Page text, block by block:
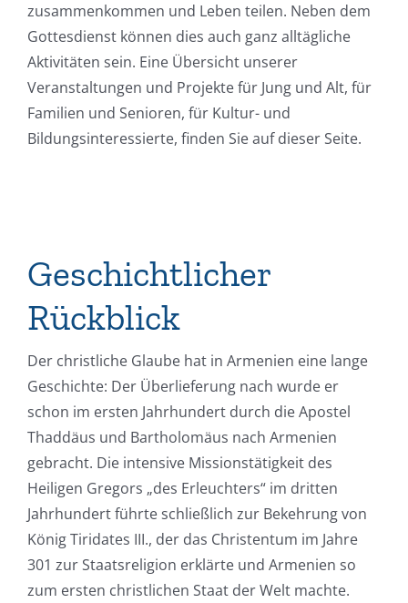
zusammenkommen und Leben teilen. Neben dem
Gottesdienst können dies auch ganz alltägliche
Aktivitäten sein. Eine Übersicht unserer
Veranstaltungen und Projekte für Jung und Alt, für
Familien und Senioren, für Kultur- und
Bildungsinteressierte, finden Sie auf dieser Seite.
Geschichtlicher
Rückblick
Der christliche Glaube hat in Armenien eine lange
Geschichte: Der Überlieferung nach wurde er
schon im ersten Jahrhundert durch die Apostel
Thaddäus und Bartholomäus nach Armenien
gebracht. Die intensive Missionstätigkeit des
Heiligen Gregors „des Erleuchters“ im dritten
Jahrhundert führte schließlich zur Bekehrung von
König Tiridates III., der das Christentum im Jahre
301 zur Staatsreligion erklärte und Armenien so
zum ersten christlichen Staat der Welt machte.